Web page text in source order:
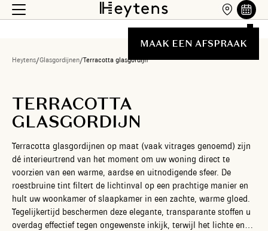
MAAK EEN AFSPRAAK
Heytens/Glasgordijnen/Terracotta glasgordijn
TERRACOTTA
GLASGORDIJN
Terracotta glasgordijnen op maat (vaak vitrages genoemd) zijn
dé interieurtrend van het moment om uw woning direct te
voorzien van een warme, aardse en uitnodigende sfeer. De
roestbruine tint filtert de lichtinval op een prachtige manier en
hult uw woonkamer of slaapkamer in een zachte, warme gloed.
Tegelijkertijd beschermen deze elegante, transparante stoffen u
overdag effectief tegen ongewenste inkijk, terwijl het lichte en